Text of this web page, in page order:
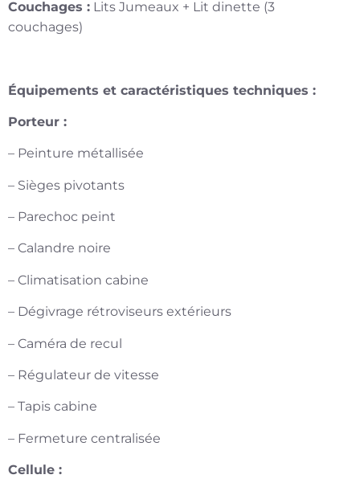
Couchages : Lits Jumeaux + Lit dinette (3
couchages)
Équipements et caractéristiques techniques :
Porteur :
– Peinture métallisée
– Sièges pivotants
– Parechoc peint
– Calandre noire
– Climatisation cabine
– Dégivrage rétroviseurs extérieurs
– Caméra de recul
– Régulateur de vitesse
– Tapis cabine
– Fermeture centralisée
Cellule :